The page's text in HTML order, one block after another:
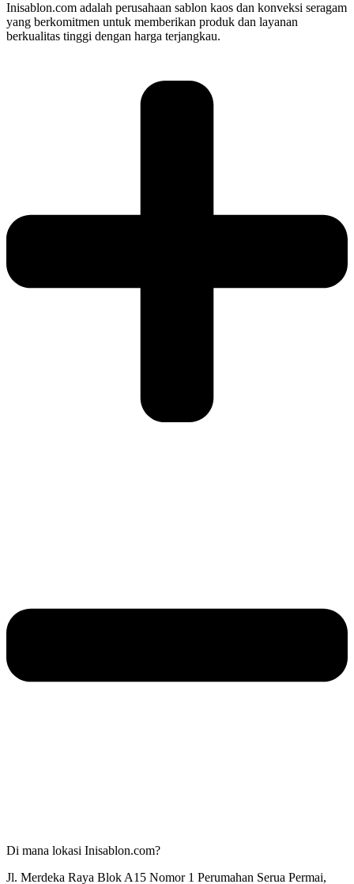
Inisablon.com adalah perusahaan sablon kaos dan konveksi seragam
yang berkomitmen untuk memberikan produk dan layanan
berkualitas tinggi dengan harga terjangkau.
Di mana lokasi Inisablon.com?
Jl. Merdeka Raya Blok A15 Nomor 1 Perumahan Serua Permai,